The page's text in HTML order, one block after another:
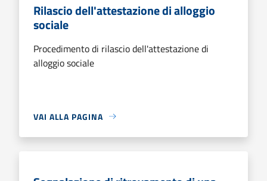
Rilascio dell'attestazione di alloggio
sociale
Procedimento di rilascio dell'attestazione di
alloggio sociale
VAI ALLA PAGINA